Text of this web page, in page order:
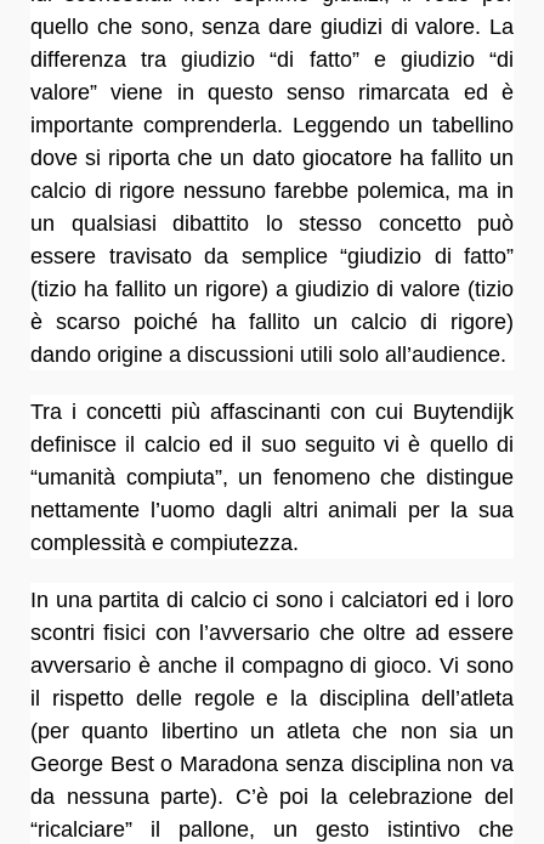
quello che sono, senza dare giudizi di valore. La
differenza tra giudizio “di fatto” e giudizio “di
valore” viene in questo senso rimarcata ed è
importante comprenderla. Leggendo un tabellino
dove si riporta che un dato giocatore ha fallito un
calcio di rigore nessuno farebbe polemica, ma in
un qualsiasi dibattito lo stesso concetto può
essere travisato da semplice “giudizio di fatto”
(tizio ha fallito un rigore) a giudizio di valore (tizio
è scarso poiché ha fallito un calcio di rigore)
dando origine a discussioni utili solo all’audience.
Tra i concetti più affascinanti con cui Buytendijk
definisce il calcio ed il suo seguito vi è quello di
“umanità compiuta”, un fenomeno che distingue
nettamente l’uomo dagli altri animali per la sua
complessità e compiutezza.
In una partita di calcio ci sono i calciatori ed i loro
scontri fisici con l’avversario che oltre ad essere
avversario è anche il compagno di gioco. Vi sono
il rispetto delle regole e la disciplina dell’atleta
(per quanto libertino un atleta che non sia un
George Best o Maradona senza disciplina non va
da nessuna parte). C’è poi la celebrazione del
“ricalciare” il pallone, un gesto istintivo che